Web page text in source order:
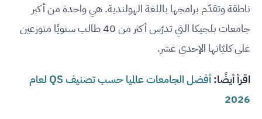
ناطقة وتقدّم برامجها باللغة الهولندية. هي واحدة من أكبر
جامعات بلجيكا التي تدرّس أكثر من 40 طالب سنويًا متوزعين
على كليّاتها الإحدى عشر.
اقرأ أيضًا:
أفضل الجامعات عالميا حسب تصنيف QS لعام
2026